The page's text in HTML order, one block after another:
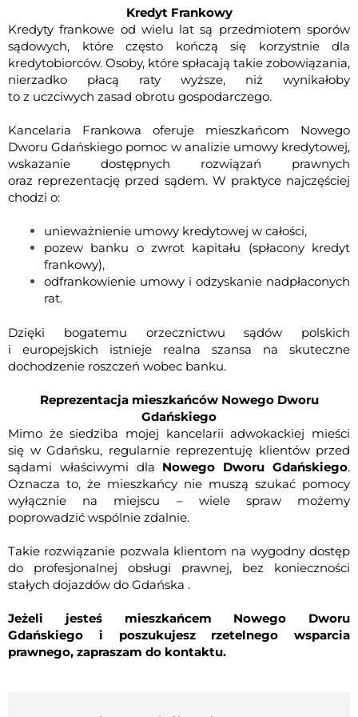
Kredyt Frankowy
Kredyty frankowe od wielu lat są przedmiotem sporów
sądowych, które często kończą się korzystnie dla
kredytobiorców. Osoby, które spłacają takie zobowiązania,
nierzadko płacą raty wyższe, niż wynikałoby
to z uczciwych zasad obrotu gospodarczego.
Kancelaria Frankowa oferuje mieszkańcom Nowego
Dworu Gdańskiego pomoc w analizie umowy kredytowej,
wskazanie dostępnych rozwiązań prawnych
oraz reprezentację przed sądem. W praktyce najczęściej
chodzi o:
unieważnienie umowy kredytowej w całości,
pozew banku o zwrot kapitału (spłacony kredyt
frankowy),
odfrankowienie umowy i odzyskanie nadpłaconych
rat.
Dzięki bogatemu orzecznictwu sądów polskich
i europejskich istnieje realna szansa na skuteczne
dochodzenie roszczeń wobec banku.
Reprezentacja mieszkańców Nowego Dworu
Gdańskiego
Mimo że siedziba mojej kancelarii adwokackiej mieści
się w Gdańsku, regularnie reprezentuję klientów przed
sądami właściwymi dla Nowego Dworu Gdańskiego.
Oznacza to, że mieszkańcy nie muszą szukać pomocy
wyłącznie na miejscu – wiele spraw możemy
poprowadzić wspólnie zdalnie.
Takie rozwiązanie pozwala klientom na wygodny dostęp
do profesjonalnej obsługi prawnej, bez konieczności
stałych dojazdów do Gdańska .
Jeżeli jesteś mieszkańcem Nowego Dworu
Gdańskiego i poszukujesz rzetelnego wsparcia
prawnego, zapraszam do kontaktu.